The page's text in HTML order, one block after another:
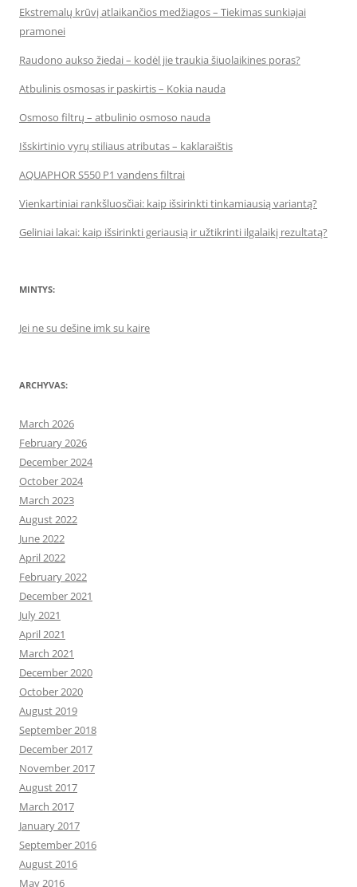
Ekstremalų krūvį atlaikančios medžiagos – Tiekimas sunkiajai
pramonei
Raudono aukso žiedai – kodėl jie traukia šiuolaikines poras?
Atbulinis osmosas ir paskirtis – Kokia nauda
Osmoso filtrų – atbulinio osmoso nauda
Išskirtinio vyrų stiliaus atributas – kaklaraištis
AQUAPHOR S550 P1 vandens filtrai
Vienkartiniai rankšluosčiai: kaip išsirinkti tinkamiausią variantą?
Geliniai lakai: kaip išsirinkti geriausią ir užtikrinti ilgalaikį rezultatą?
MINTYS:
Jei ne su dešine imk su kaire
ARCHYVAS:
March 2026
February 2026
December 2024
October 2024
March 2023
August 2022
June 2022
April 2022
February 2022
December 2021
July 2021
April 2021
March 2021
December 2020
October 2020
August 2019
September 2018
December 2017
November 2017
August 2017
March 2017
January 2017
September 2016
August 2016
May 2016